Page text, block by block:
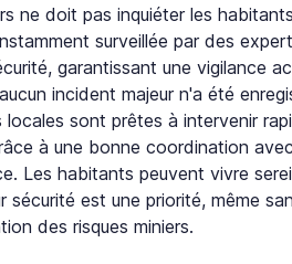
ne doit pas inquiéter les
surveillée par des
garantissant une vigilance
incident majeur n'a été
locales sont prêtes à intervenir
à une bonne coordination
Les habitants peuvent vivre
sécurité est une priorité, même
des risques miniers.